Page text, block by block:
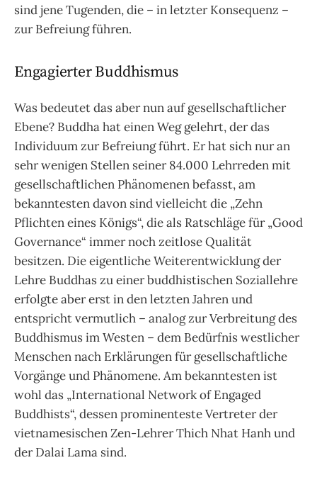
sind jene Tugenden, die – in letzter Konsequenz –
zur Befreiung führen.
Engagierter Buddhismus
Was bedeutet das aber nun auf gesellschaftlicher
Ebene? Buddha hat einen Weg gelehrt, der das
Individuum zur Befreiung führt. Er hat sich nur an
sehr wenigen Stellen seiner 84.000 Lehrreden mit
gesellschaftlichen Phänomenen befasst, am
bekanntesten davon sind vielleicht die „Zehn
Pflichten eines Königs“, die als Ratschläge für „Good
Governance“ immer noch zeitlose Qualität
besitzen. Die eigentliche Weiterentwicklung der
Lehre Buddhas zu einer buddhistischen Soziallehre
erfolgte aber erst in den letzten Jahren und
entspricht vermutlich – analog zur Verbreitung des
Buddhismus im Westen – dem Bedürfnis westlicher
Menschen nach Erklärungen für gesellschaftliche
Vorgänge und Phänomene. Am bekanntesten ist
wohl das „International Network of Engaged
Buddhists“, dessen prominenteste Vertreter der
vietnamesischen Zen-Lehrer Thich Nhat Hanh und
der Dalai Lama sind.